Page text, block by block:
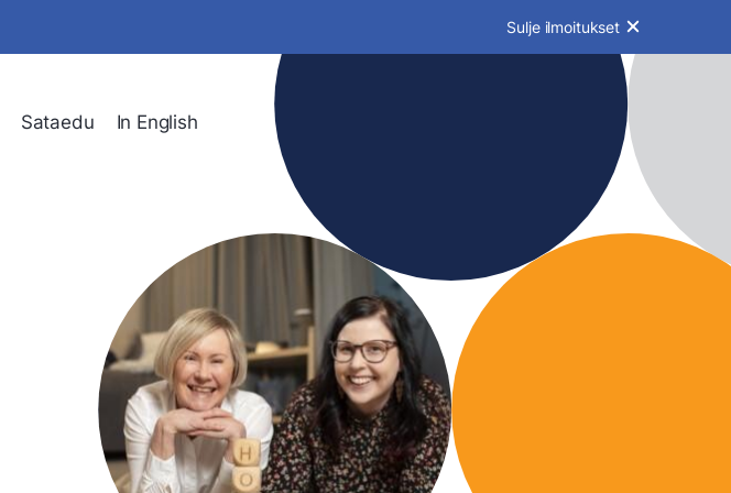
Sulje ilmoitukset
Sataedu In English